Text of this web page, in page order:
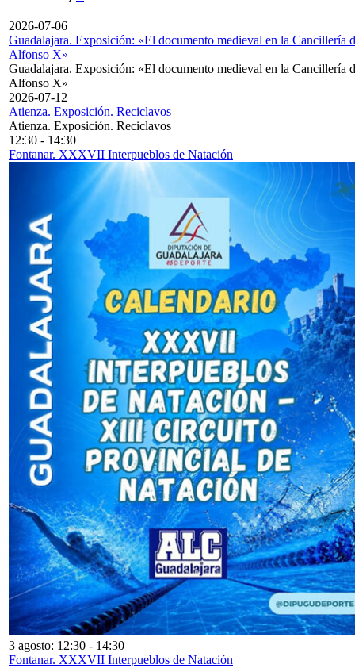
2026-07-06
Guadalajara. Exposición: «El documento medieval en la Cancillería
Alfonso X»
Guadalajara. Exposición: «El documento medieval en la Cancillería
Alfonso X»
2026-07-12
Atienza. Exposición. Reciclavos
Atienza. Exposición. Reciclavos
12:30 - 14:30
Fontanar. XXXVII Interpueblos de Natación
3 agosto: 12:30 - 14:30
Fontanar. XXXVII Interpueblos de Natación